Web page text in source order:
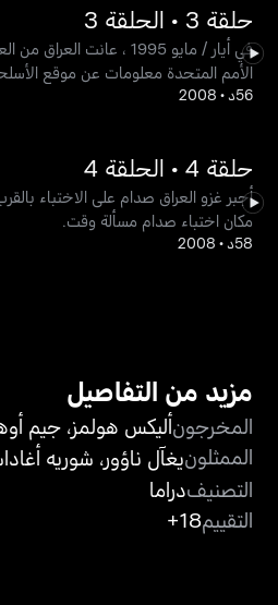
حلقة 3 • الحلقة 3
في أيار / مايو 1995 ،
الأمم المتحدة معلومات عن موقع
56د •
2008
حلقة 4 • الحلقة 4
أجبر غزو العراق صدام على الاختباء
مكان اختباء صدام مسألة وقت.
58د •
2008
مزيد من التفاصيل
المخرجونأليكس هولمز، جيم
الممثلونيغآل ناؤور، شوريه
التصنيفدراما
التقييم18+